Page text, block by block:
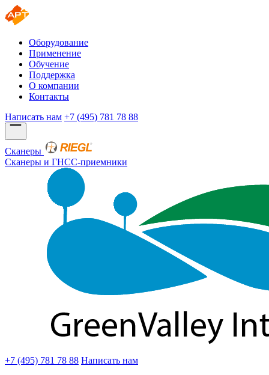
Оборудование
Применение
Обучение
Поддержка
О компании
Контакты
Написать нам +7 (495) 781 78 88
Сканеры
Сканеры и ГНСС-приемники
+7 (495) 781 78 88 Написать нам